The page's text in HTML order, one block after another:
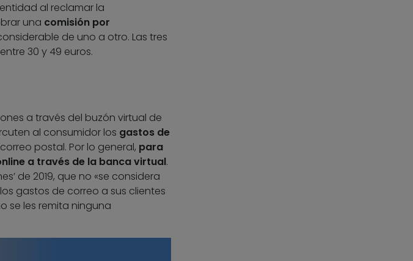
al reclamar la
una comisión por
de uno a otro. Las tres
30 y 49 euros.
a través del buzón virtual de
al consumidor los gastos de
postal. Por lo general, para
a través de la banca virtual.
de 2019, que no «se considera
gastos de correo a sus clientes
se les remita ninguna